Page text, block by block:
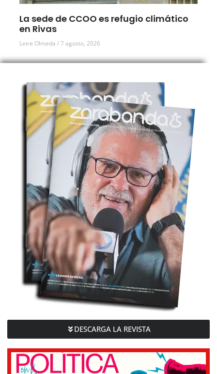
La sede de CCOO es refugio climático
en Rivas
Leire Olmeda 7 agosto, 2026
DESCARGA LA REVISTA